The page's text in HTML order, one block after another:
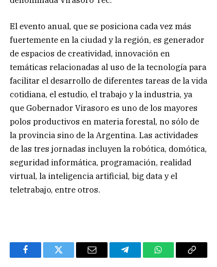
El evento anual, que se posiciona cada vez más
fuertemente en la ciudad y la región, es generador
de espacios de creatividad, innovación en
temáticas relacionadas al uso de la tecnología para
facilitar el desarrollo de diferentes tareas de la vida
cotidiana, el estudio, el trabajo y la industria, ya
que Gobernador Virasoro es uno de los mayores
polos productivos en materia forestal, no sólo de
la provincia sino de la Argentina. Las actividades
de las tres jornadas incluyen la robótica, domótica,
seguridad informática, programación, realidad
virtual, la inteligencia artificial, big data y el
teletrabajo, entre otros.
FacebookTwitter Email TelegramWhatsAppCopy